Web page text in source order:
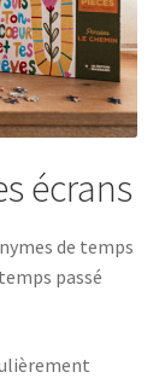
écrans
de temps
passé